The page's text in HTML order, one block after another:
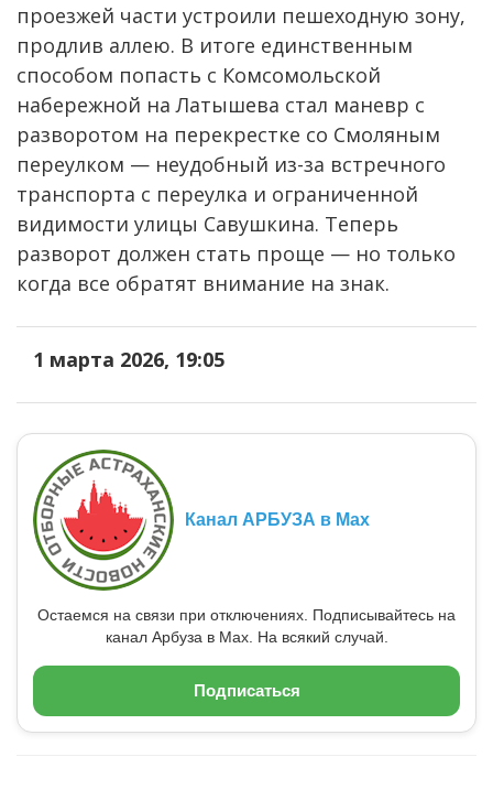
проезжей части устроили пешеходную зону,
продлив аллею. В итоге единственным
способом попасть с Комсомольской
набережной на Латышева стал маневр с
разворотом на перекрестке со Смоляным
переулком — неудобный из-за встречного
транспорта с переулка и ограниченной
видимости улицы Савушкина. Теперь
разворот должен стать проще — но только
когда все обратят внимание на знак.
1 марта 2026, 19:05
Канал АРБУЗА в Max
Остаемся на связи при отключениях. Подписывайтесь на
канал Арбуза в Max. На всякий случай.
Подписаться